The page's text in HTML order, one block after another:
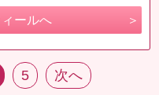
ールへ
5 次へ